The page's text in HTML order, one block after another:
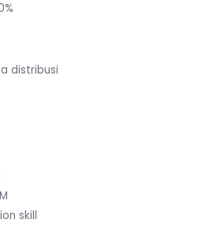
distribusi
skill